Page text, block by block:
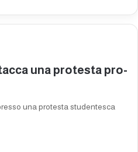
una protesta pro-
una protesta studentesca